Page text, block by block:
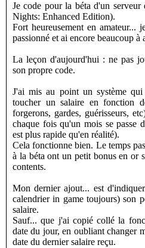
Je code pour la béta d'un
Nights: Enhanced Edition).
Fort heureusement en amateur...
passionné et ai encore beaucoup à
La leçon d'aujourd'hui : ne pas
son propre code.
J'ai mis au point un système qui
toucher un salaire en fonction
forgerons, gardes, guérisseurs,
chaque fois qu'un mois se passe
est plus rapide qu'en réalité).
Cela fonctionne bien. Le temps
à la béta ont un petit bonus en or
contents.
Mon dernier ajout... est
calendrier in game toujours) son
salaire.
Sauf... que j'ai copié collé la
date du jour, en oubliant changer
date du dernier salaire reçu.